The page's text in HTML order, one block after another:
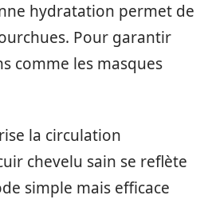
hydratation permet de
Pour garantir
comme les masques
la circulation
chevelu sain se reflète
simple mais efficace